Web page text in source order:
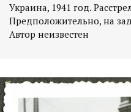
Украина, 1941 год.
Предположительно, на
Автор неизвестен